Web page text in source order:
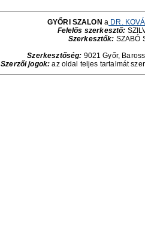
GYŐRI SZALON a DR.
Felelős szerkesztő:
Szerkesztők: SZABÓ
Szerkesztőség: 9021 Győr,
Szerzői jogok: az oldal teljes tartalmát